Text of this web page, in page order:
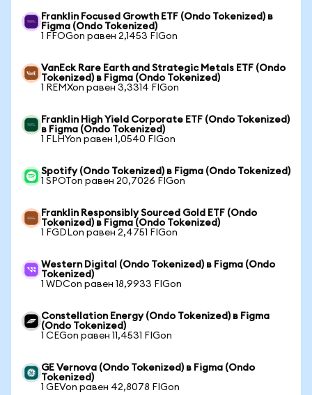
Franklin Focused Growth ETF (Ondo Tokenized) в
Figma (Ondo Tokenized)
1 FFOGon равен 2,1453 FIGon
VanEck Rare Earth and Strategic Metals ETF (Ondo
Tokenized) в Figma (Ondo Tokenized)
1 REMXon равен 3,3314 FIGon
Franklin High Yield Corporate ETF (Ondo Tokenized)
в Figma (Ondo Tokenized)
1 FLHYon равен 1,0540 FIGon
Spotify (Ondo Tokenized) в Figma (Ondo Tokenized)
1 SPOTon равен 20,7026 FIGon
Franklin Responsibly Sourced Gold ETF (Ondo
Tokenized) в Figma (Ondo Tokenized)
1 FGDLon равен 2,4751 FIGon
Western Digital (Ondo Tokenized) в Figma (Ondo
Tokenized)
1 WDCon равен 18,9933 FIGon
Constellation Energy (Ondo Tokenized) в Figma
(Ondo Tokenized)
1 CEGon равен 11,4531 FIGon
GE Vernova (Ondo Tokenized) в Figma (Ondo
Tokenized)
1 GEVon равен 42,8078 FIGon